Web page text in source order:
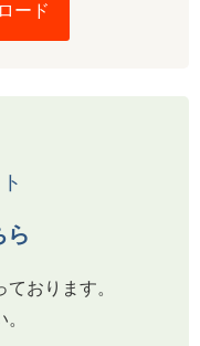
ード
ら
おります。